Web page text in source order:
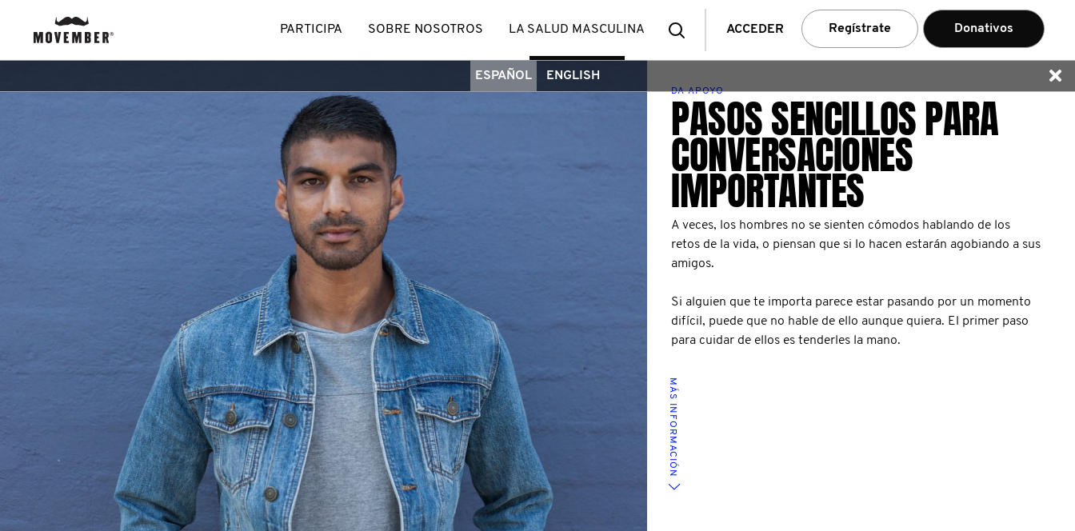
BuscarACCEDER Regístrate Donativos
PARTICIPA SOBRE NOSOTROS LA SALUD MASCULINA
ESPAÑOL ENGLISH
DA APOYO
PASOS SENCILLOS PARA
CONVERSACIONES
IMPORTANTES
A veces, los hombres no se sienten cómodos hablando de los
retos de la vida, o piensan que si lo hacen estarán agobiando a sus
amigos.
Si alguien que te importa parece estar pasando por un momento
difícil, puede que no hable de ello aunque quiera. El primer paso
para cuidar de ellos es tenderles la mano.
MÁS INFORMACIÓN